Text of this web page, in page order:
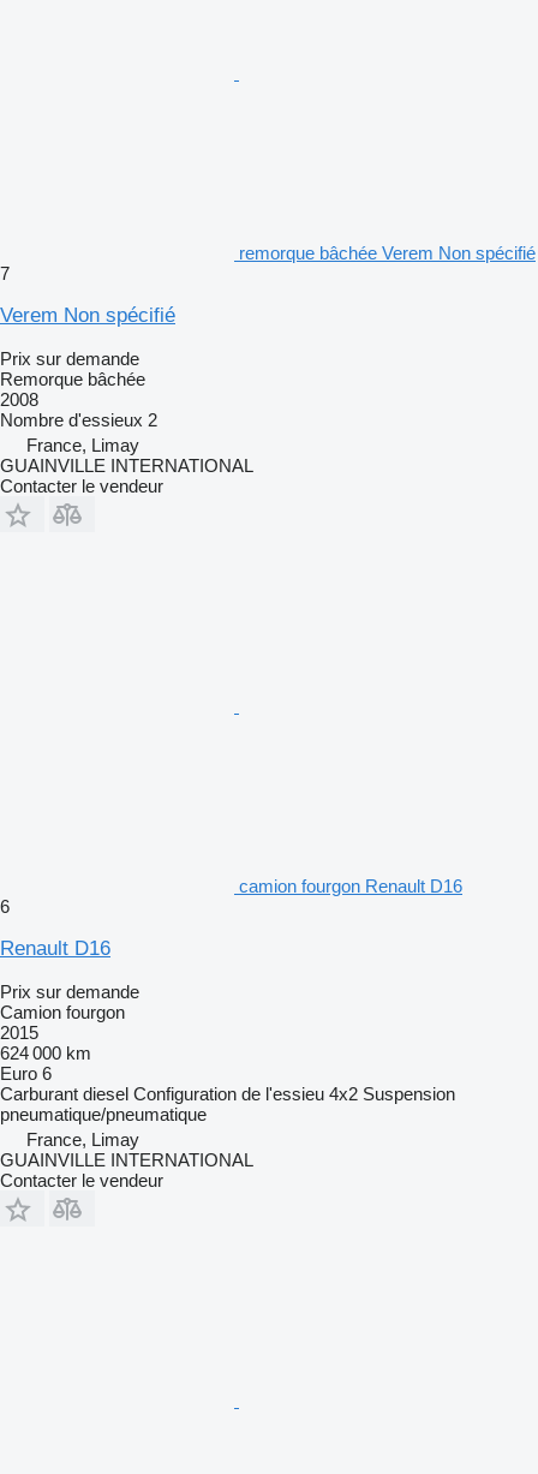
remorque bâchée Verem Non spécifié
7
Verem Non spécifié
Prix sur demande
Remorque bâchée
2008
Nombre d'essieux 2
France, Limay
GUAINVILLE INTERNATIONAL
Contacter le vendeur
camion fourgon Renault D16
6
Renault D16
Prix sur demande
Camion fourgon
2015
624 000 km
Euro 6
Carburant diesel Configuration de l'essieu 4x2 Suspension
pneumatique/pneumatique
France, Limay
GUAINVILLE INTERNATIONAL
Contacter le vendeur